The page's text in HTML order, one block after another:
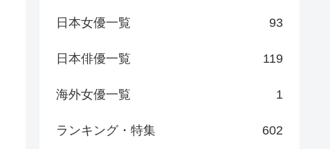
日本女優一覧 93
日本俳優一覧 119
海外女優一覧 1
ランキング・特集 602